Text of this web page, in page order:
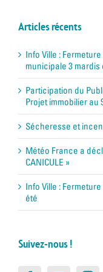
Articles récents
Info Ville :
municipale 3 mardis
Participation du
Projet immobilier au
Sécheresse et
Météo France a
CANICULE »
Info Ville :
été
Suivez-nous !